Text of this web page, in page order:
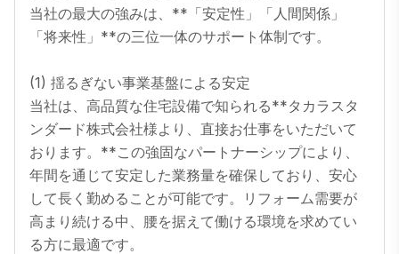
当社の最大の強みは、**「安定性」「人間関係」
「将来性」**の三位一体のサポート体制です。
(1) 揺るぎない事業基盤による安定
当社は、高品質な住宅設備で知られる**タカラスタ
ンダード株式会社様より、直接お仕事をいただいて
おります。**この強固なパートナーシップにより、
年間を通じて安定した業務量を確保しており、安心
して長く勤めることが可能です。リフォーム需要が
高まり続ける中、腰を据えて働ける環境を求めてい
る方に最適です。